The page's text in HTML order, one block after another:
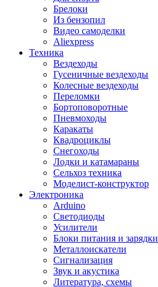
Брелоки
Из бензопил
Видео самоделки
Aliexpress
Техника
Вездеходы
Гусеничные вездеходы
Колесные вездеходы
Переломки
Бортоповоротные
Пневмоходы
Каракаты
Квадроциклы
Снегоходы
Лодки и катамараны
Сельхоз техника
Моделист-конструктор
Электроника
Arduino
Светодиоды
Усилители
Блоки питания и зарядки
Металлоискатели
Сигнализация
Звук и акустика
Литература, схемы